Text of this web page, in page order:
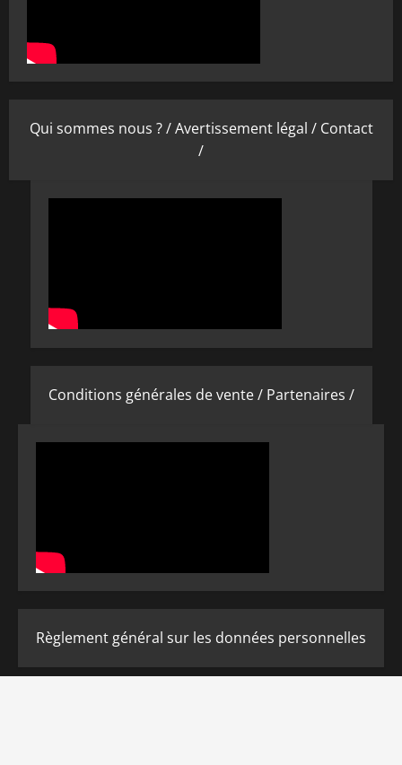
Qui sommes nous ? /Avertissement légal / Contact
/
Conditions générales de vente / Partenaires /
Règlement général sur les données personnelles